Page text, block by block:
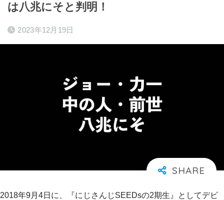
は八兆にそと判明！
2023年12月19日
2018年9月4日に、『にじさんじSEEDsの2期生』としてデビ